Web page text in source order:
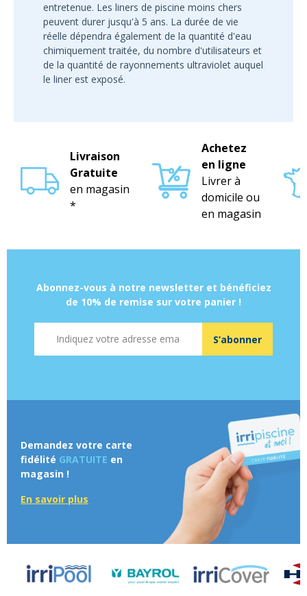
entretenue. Les liners de piscine moins chers
peuvent durer jusqu'à 5 ans. La durée de vie
réelle dépendra également de la quantité d'eau
chimiquement traitée, du nombre d'utilisateurs et
de la quantité de rayonnements ultraviolet auquel
le liner est exposé.
Livraison
Gratuite
en magasin
*
Achetez
en ligne
Livrer à
domicile ou
en magasin
Abonnez-vous à notre newsletter et bénéficiez
de 10% de remise sur votre panier !
S’abonner
Demandez votre carte
fidélité GRATUITE en
magasin !
En savoir plus